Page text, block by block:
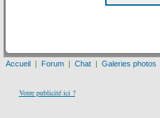
Accueil | Forum | Chat | Galeries photos
Votre publicité ici ?